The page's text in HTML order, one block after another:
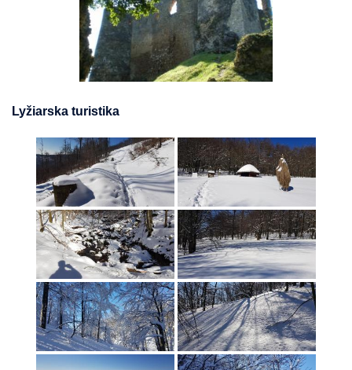
Lyžiarska turistika